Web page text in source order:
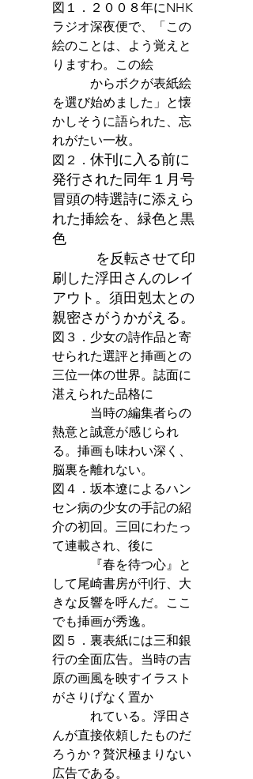
図１．２００８年にNHK
ラジオ深夜便で、「この
絵のことは、よう覚えと
りますわ。この絵
を選び始めました」と懐
かしそうに語られた、忘
れがたい一枚。
図２． 休刊に入る前に
発行された同年１月号
冒頭の特選詩に添えら
れた挿絵を、緑色と黒
色
刷した浮田さんのレイ
アウト。須田剋太との
親密さがうかがえる。
図３．少女の詩作品と寄
せられた選評と挿画との
三位一体の世界。誌面に
湛えられた品格に
熱意と誠意が感じられ
る。挿画も味わい深く、
脳裏を離れない。
図４．坂本遼によるハン
セン病の少女の手記の紹
介の初回。三回にわたっ
て連載され、後に
『春を待つ心』と
して尾崎書房が刊行、大
きな反響を呼んだ。ここ
でも挿画が秀逸。
図５．裏表紙には三和銀
行の全面広告。当時の吉
原の画風を映すイラスト
がさりげなく置か
れている。浮田さ
んが直接依頼したものだ
ろうか？贅沢極まりない
広告である。